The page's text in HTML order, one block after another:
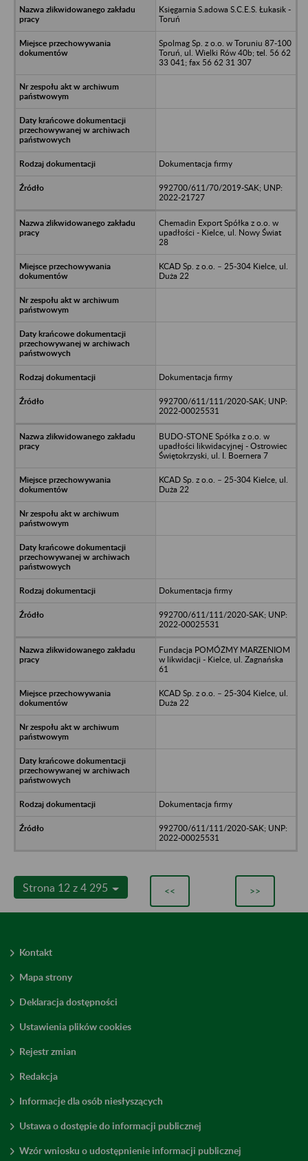
Księgarnia S.adowa S.C.E.S. Łukasik -
Toruń
Spolmag Sp. z o.o. w Toruniu 87-100
Toruń, ul. Wielki Rów 40b; tel. 56 62
33 041; fax 56 62 31 307
Dokumentacja firmy
992700/611/70/2019-SAK; UNP:
2022-21727
Chemadin Export Spółka z o.o. w
upadłości - Kielce, ul. Nowy Świat
28
KCAD Sp. z o.o. – 25-304 Kielce, ul.
Duża 22
Dokumentacja firmy
992700/611/111/2020-SAK; UNP:
2022-00025531
BUDO-STONE Spółka z o.o. w
upadłości likwidacyjnej - Ostrowiec
Świętokrzyski, ul. I. Boernera 7
KCAD Sp. z o.o. – 25-304 Kielce, ul.
Duża 22
Dokumentacja firmy
992700/611/111/2020-SAK; UNP:
2022-00025531
Fundacja POMÓŻMY MARZENIOM
w likwidacji - Kielce, ul. Zagnańska
61
KCAD Sp. z o.o. – 25-304 Kielce, ul.
Duża 22
Dokumentacja firmy
992700/611/111/2020-SAK; UNP:
2022-00025531
Strona 12 z 4 295 << >>
Kontakt
Mapa strony
Deklaracja dostępności
Ustawienia plików cookies
Rejestr zmian
Redakcja
Informacje dla osób niesłyszących
Ustawa o dostępie do informacji publicznej
Wzór wniosku o udostępnienie informacji publicznej